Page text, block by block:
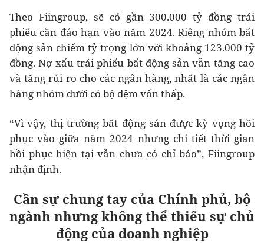
Theo Fiingroup, sẽ có gần 300.000 tỷ đồng trái
phiếu cần đáo hạn vào năm 2024. Riêng nhóm bất
động sản chiếm tỷ trọng lớn với khoảng 123.000 tỷ
đồng. Nợ xấu trái phiếu bất động sản vẫn tăng cao
và tăng rủi ro cho các ngân hàng, nhất là các ngân
hàng nhóm dưới có bộ đệm vốn thấp.
“Vì vậy, thị trường bất động sản được kỳ vọng hồi
phục vào giữa năm 2024 nhưng chi tiết thời gian
hồi phục hiện tại vẫn chưa có chỉ báo”, Fiingroup
nhận định.
Cần sự chung tay của Chính phủ, bộ
ngành nhưng không thể thiếu sự chủ
động của doanh nghiệp